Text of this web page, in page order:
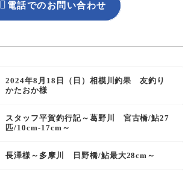
 電話でのお問い合わせ
2024年8月18日（日）相模川釣果 友釣り
かたおか様
スタッフ平賀釣行記～葛野川 宮古橋/鮎27
匹/10cm-17cm～
長澤様～多摩川 日野橋/鮎最大28cm～